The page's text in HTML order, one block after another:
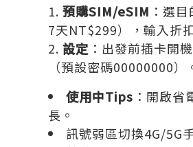
預購SIM/eSIM ：選
7天NT$299），輸入折
設定 ：出發前插卡開
（預設密碼00000000）
使用中Tips ：開啟省
長。
訊號弱區切換4G/5G